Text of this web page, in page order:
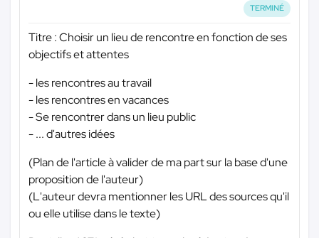
TERMINÉ
Titre : Choisir un lieu de rencontre en fonction de ses
objectifs et attentes
- les rencontres au travail
- les rencontres en vacances
- Se rencontrer dans un lieu public
- ... d'autres idées
(Plan de l'article à valider de ma part sur la base d'une
proposition de l'auteur)
(L'auteur devra mentionner les URL des sources qu'il
ou elle utilise dans le texte)